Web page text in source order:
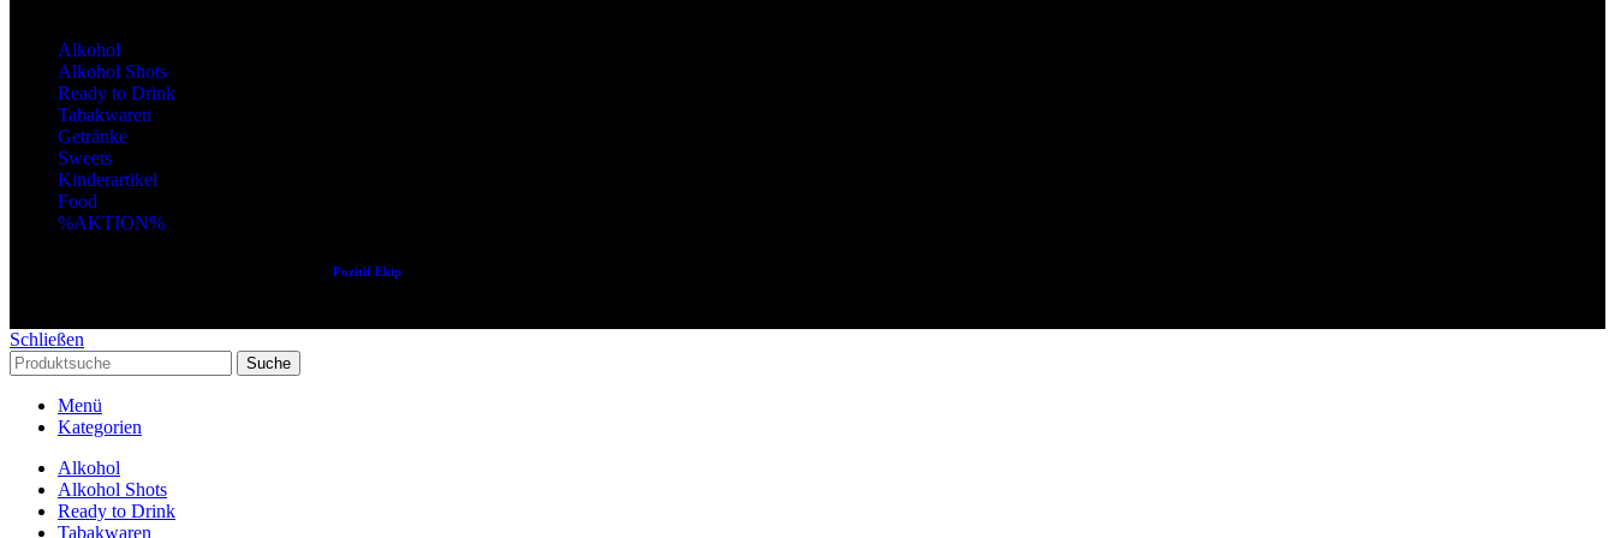
Alkohol
Alkohol Shots
Ready to Drink
Tabakwaren
Getränke
Sweets
Kinderartikel
Food
%AKTION%
Pozitif Ekip
Schließen
Suche
Menü
Kategorien
Alkohol
Alkohol Shots
Ready to Drink
Tabakwaren